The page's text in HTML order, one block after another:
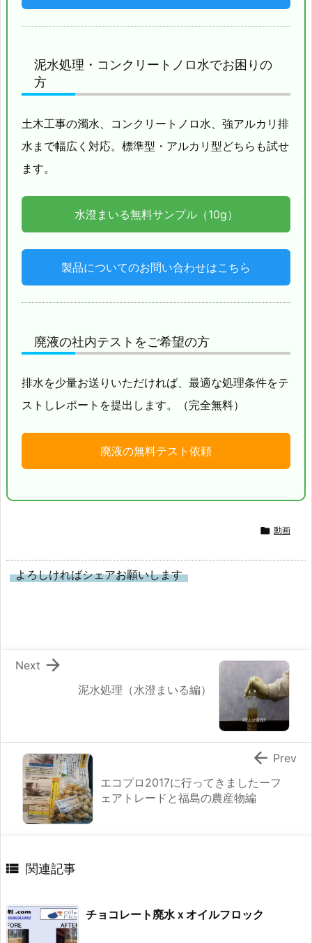
泥水処理・コンクリートノロ水でお困りの
方
土木工事の濁水、コンクリートノロ水、強アルカリ排
水まで幅広く対応。標準型・アルカリ型どちらも試せ
ます。
水澄まいる無料サンプル（10g）
製品についてのお問い合わせはこちら
廃液の社内テストをご希望の方
排水を少量お送りいただければ、最適な処理条件をテ
ストしレポートを提出します。（完全無料）
廃液の無料テスト依頼
 動画
よろしければシェアお願いします
泥水処理（水澄まいる編）

Next
エコプロ2017に行ってきましたーフ
ェアトレードと福島の農産物編
 Prev
 関連記事
チョコレート廃水ｘオイルフロック